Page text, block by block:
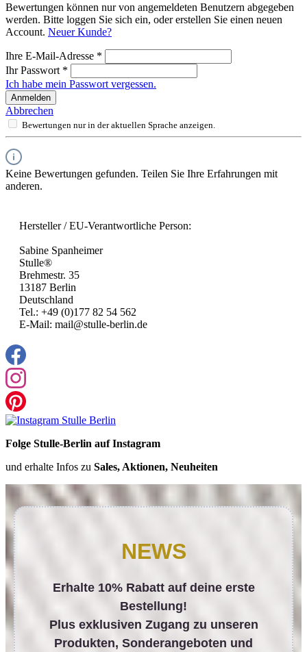
Bewertungen können nur von angemeldeten Benutzern abgegeben
werden. Bitte loggen Sie sich ein, oder erstellen Sie einen neuen
Account. Neuer Kunde?
Ihre E-Mail-Adresse *
Ihr Passwort *
Ich habe mein Passwort vergessen.
Anmelden
Abbrechen
Bewertungen nur in der aktuellen Sprache anzeigen.
Keine Bewertungen gefunden. Teilen Sie Ihre Erfahrungen mit
anderen.
Hersteller / EU-Verantwortliche Person:
Sabine Spanheimer
Stulle®
Brehmestr. 35
13187 Berlin
Deutschland
Tel.: +49 (0)177 82 54 562
E-Mail: mail@stulle-berlin.de
Folge Stulle-Berlin auf Instagram
und erhalte Infos zu Sales, Aktionen, Neuheiten
NEWS
Erhalte 10% Rabatt auf deine erste
Bestellung!
Plus exklusiven Zugang zu unseren
Produkten, Sonderangeboten und